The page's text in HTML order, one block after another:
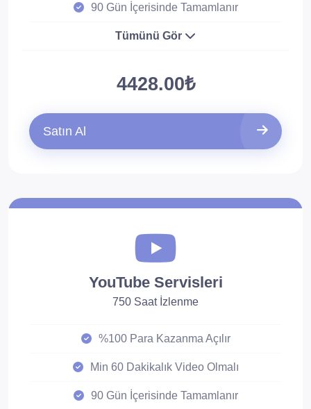
90 Gün İçerisinde Tamamlanır
Tümünü Gör
4428.00₺
Satın Al
YouTube Servisleri
750 Saat İzlenme
%100 Para Kazanma Açılır
Min 60 Dakikalık Video Olmalı
90 Gün İçerisinde Tamamlanır